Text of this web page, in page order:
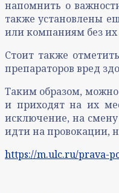
напомнить о
также установлены
или компаниям без их
Стоит также
препараторов вред
Таким образом, можно
и приходят на их
исключение, на
идти на провокации,
https://m.ulc.ru/prava-